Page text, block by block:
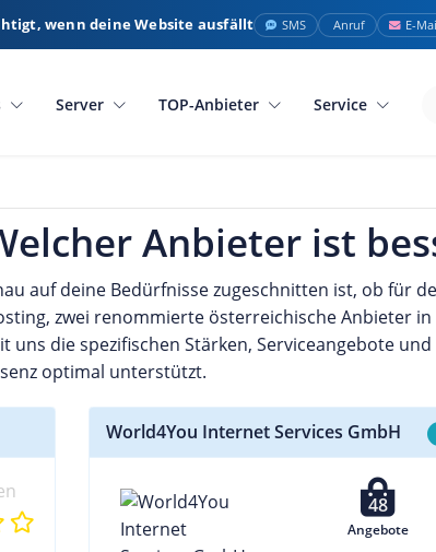
wenn deine Website ausfällt SMS Anruf E-
Server TOP-Anbieter Service
Anbieter ist
auf deine Bedürfnisse zugeschnitten ist, ob für
zwei renommierte österreichische Anbieter
die spezifischen Stärken, Serviceangebote
optimal unterstützt.
World4You Internet Services GmbH
48
Angebote